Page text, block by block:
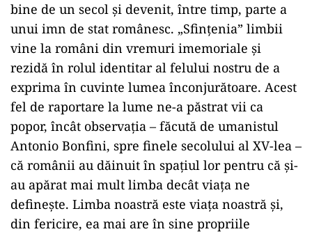
bine de un secol și devenit, între timp, parte a
unui imn de stat românesc. „Sfințenia” limbii
vine la români din vremuri imemoriale și
rezidă în rolul identitar al felului nostru de a
exprima în cuvinte lumea înconjurătoare. Acest
fel de raportare la lume ne-a păstrat vii ca
popor, încât observația – făcută de umanistul
Antonio Bonfini, spre finele secolului al XV-lea –
că românii au dăinuit în spațiul lor pentru că și-
au apărat mai mult limba decât viața ne
definește. Limba noastră este viața noastră și,
din fericire, ea mai are în sine propriile